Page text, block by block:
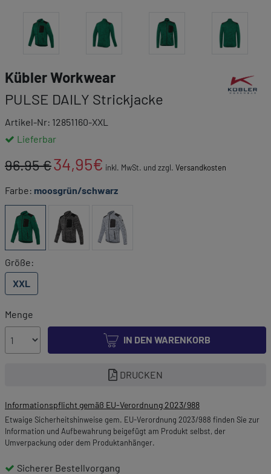
Kübler Workwear
PULSE DAILY Strickjacke
Link zur
Artikel-Nr: 12851160-XXL
Lieferbar
96.95 €34,95€ inkl. MwSt. und zzgl. Versandkosten
Farbe: moosgrün/schwarz
Größe:
XXL
Menge
IN DEN WARENKORB
DRUCKEN
Informationspflicht gemäß EU-Verordnung 2023/988
Etwaige Sicherheitshinweise gem. EU-Verordnung 2023/988 finden Sie zur
Information und Aufbewahrung beigefügt am Produkt selbst, der
Umverpackung oder dem Produktanhänger.
Sicherer Bestellvorgang